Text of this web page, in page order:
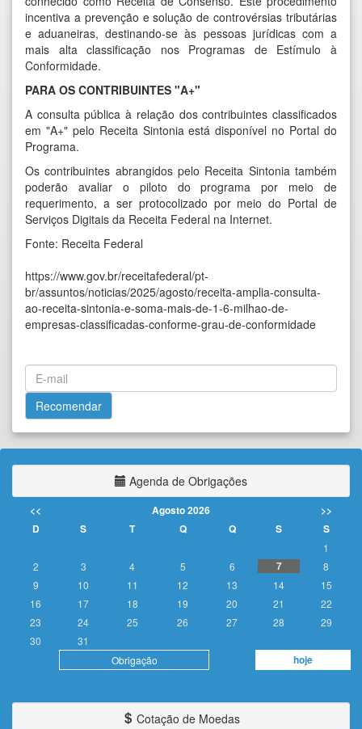
incentiva a prevenção e solução de controvérsias tributárias
e aduaneiras, destinando-se às pessoas jurídicas com a
mais alta classificação nos Programas de Estímulo à
Conformidade.
PARA OS CONTRIBUINTES "A+"
A consulta pública à relação dos contribuintes classificados
em "A+" pelo Receita Sintonia está disponível no Portal do
Programa.
Os contribuintes abrangidos pelo Receita Sintonia também
poderão avaliar o piloto do programa por meio de
requerimento, a ser protocolizado por meio do Portal de
Serviços Digitais da Receita Federal na Internet.
Fonte: Receita Federal
https://www.gov.br/receitafederal/pt-
br/assuntos/noticias/2025/agosto/receita-amplia-consulta-
ao-receita-sintonia-e-soma-mais-de-1-6-milhao-de-
empresas-classificadas-conforme-grau-de-conformidade
Agenda de Obrigações
<< Agosto 2026
>>
D
S T Q Q S S
Obrigação hoje
1
2
3 4 5 6 7
8
9
10 11 12 13 14
15
16
17 18 19 20 21
22
23
24 25 26 27 28
29
30
31
Cotação de Moedas